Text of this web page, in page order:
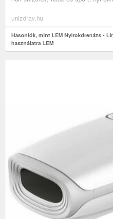
unizdrav.hu
Hasonlók, mint LEM Nyirokdrenázs -
használatra LEM